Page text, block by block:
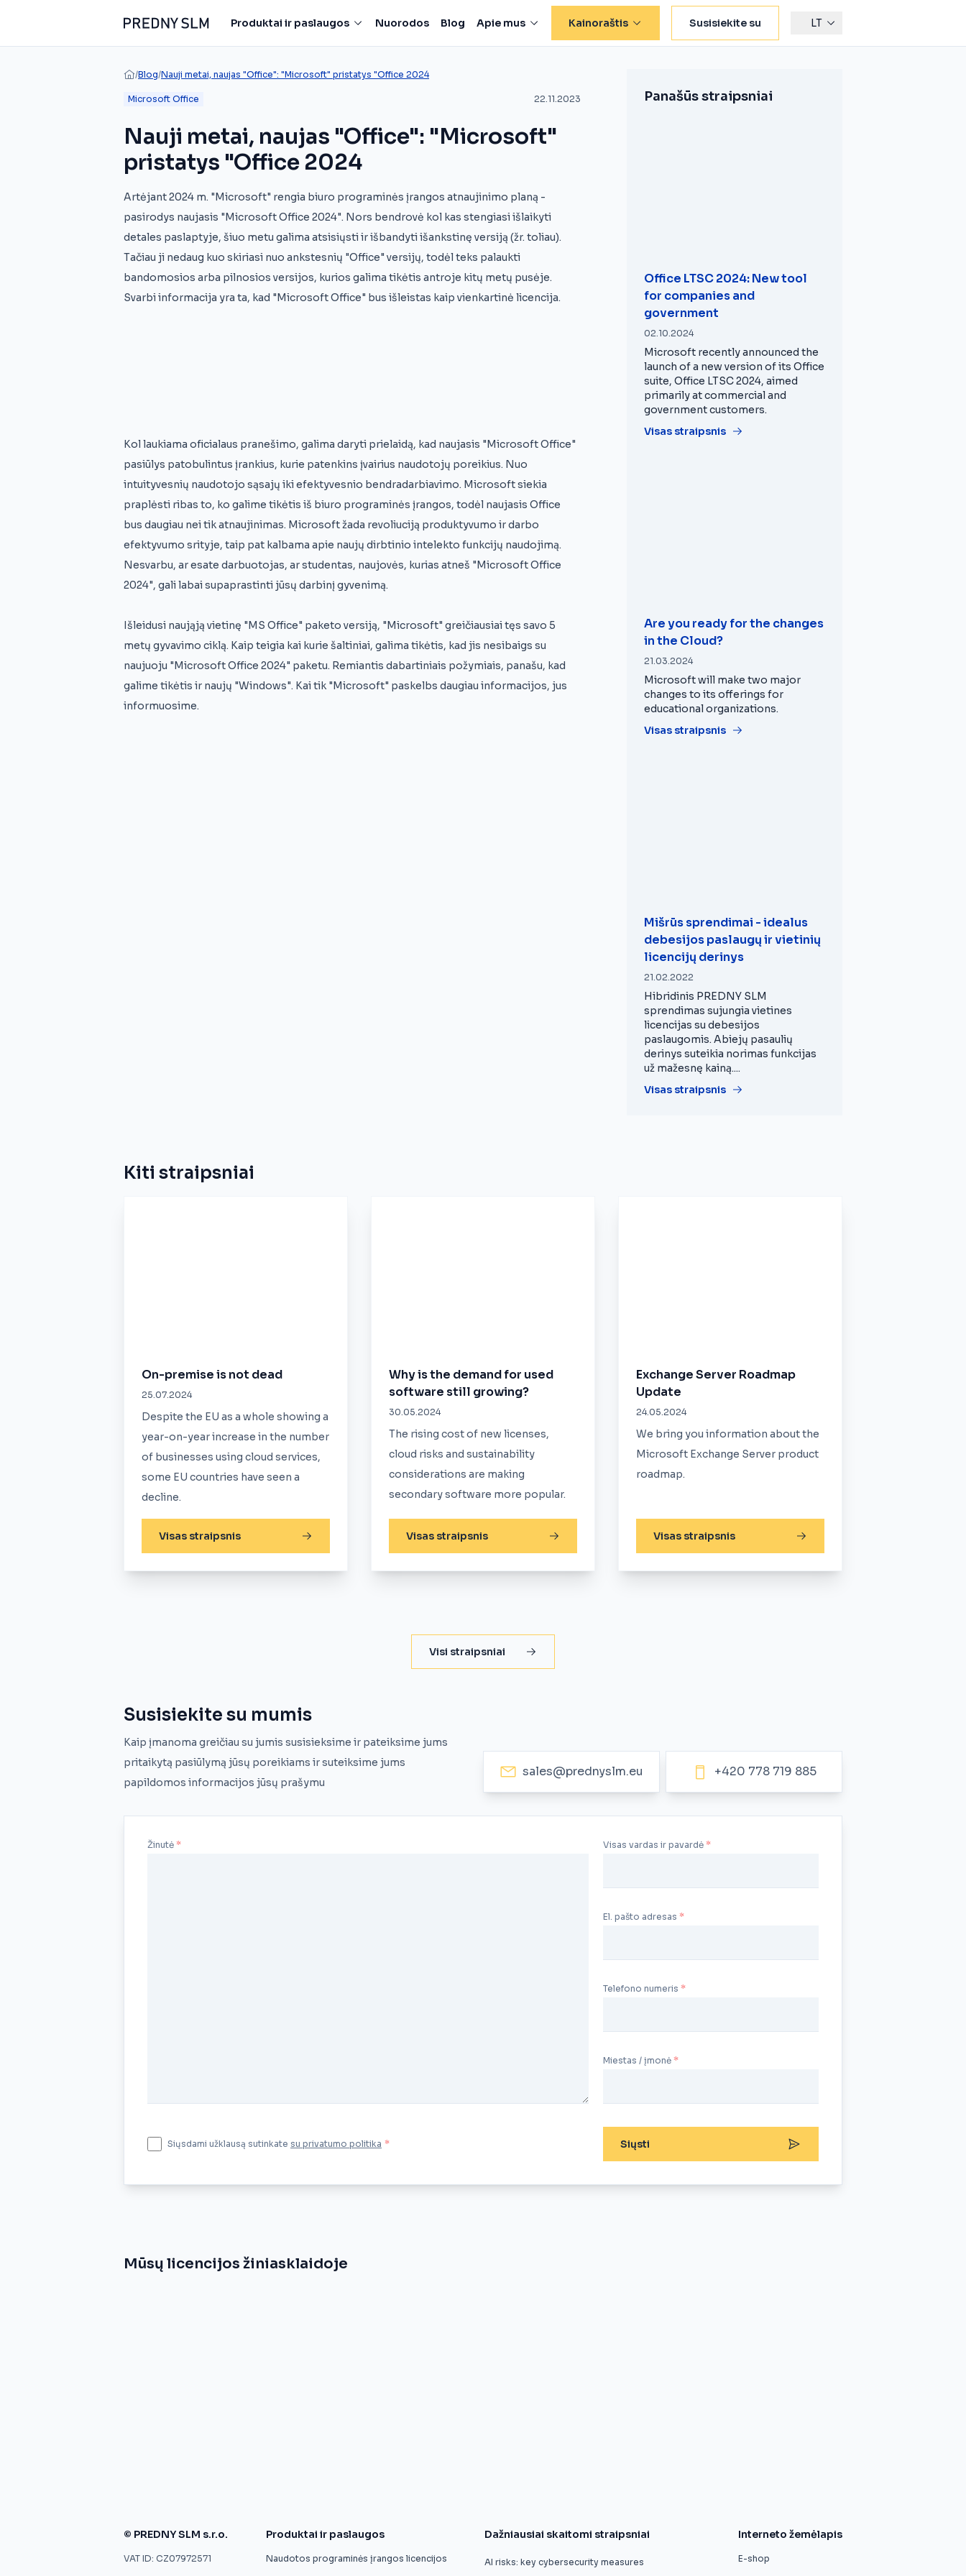
Produktai ir paslaugos Nuorodos Blog Apie mus Kainoraštis Susisiekite su LT
/Blog/Nauji metai, naujas "Office": "Microsoft" pristatys "Office 2024
Microsoft Office 22.11.2023
Nauji metai, naujas "Office": "Microsoft"
pristatys "Office 2024
Artėjant 2024 m. "Microsoft" rengia biuro programinės įrangos atnaujinimo planą -
pasirodys naujasis "Microsoft Office 2024". Nors bendrovė kol kas stengiasi išlaikyti
detales paslaptyje, šiuo metu galima atsisiųsti ir išbandyti išankstinę versiją (žr. toliau).
Tačiau ji nedaug kuo skiriasi nuo ankstesnių "Office" versijų, todėl teks palaukti
bandomosios arba pilnosios versijos, kurios galima tikėtis antroje kitų metų pusėje.
Svarbi informacija yra ta, kad "Microsoft Office" bus išleistas kaip vienkartinė licencija.
Kol laukiama oficialaus pranešimo, galima daryti prielaidą, kad naujasis "Microsoft Office"
pasiūlys patobulintus įrankius, kurie patenkins įvairius naudotojų poreikius. Nuo
intuityvesnių naudotojo sąsajų iki efektyvesnio bendradarbiavimo. Microsoft siekia
praplėsti ribas to, ko galime tikėtis iš biuro programinės įrangos, todėl naujasis Office
bus daugiau nei tik atnaujinimas. Microsoft žada revoliuciją produktyvumo ir darbo
efektyvumo srityje, taip pat kalbama apie naujų dirbtinio intelekto funkcijų naudojimą.
Nesvarbu, ar esate darbuotojas, ar studentas, naujovės, kurias atneš "Microsoft Office
2024", gali labai supaprastinti jūsų darbinį gyvenimą.
Išleidusi naująją vietinę "MS Office" paketo versiją, "Microsoft" greičiausiai tęs savo 5
metų gyvavimo ciklą. Kaip teigia kai kurie šaltiniai, galima tikėtis, kad jis nesibaigs su
naujuoju "Microsoft Office 2024" paketu. Remiantis dabartiniais požymiais, panašu, kad
galime tikėtis ir naujų "Windows". Kai tik "Microsoft" paskelbs daugiau informacijos, jus
informuosime.
Panašūs straipsniai
Office LTSC 2024: New tool
for companies and
government
02.10.2024
Microsoft recently announced the
launch of a new version of its Office
suite, Office LTSC 2024, aimed
primarily at commercial and
government customers.
Visas straipsnis
Are you ready for the changes
in the Cloud?
21.03.2024
Microsoft will make two major
changes to its offerings for
educational organizations.
Visas straipsnis
Mišrūs sprendimai - idealus
debesijos paslaugų ir vietinių
licencijų derinys
21.02.2022
Hibridinis PREDNY SLM
sprendimas sujungia vietines
licencijas su debesijos
paslaugomis. Abiejų pasaulių
derinys suteikia norimas funkcijas
už mažesnę kainą....
Visas straipsnis
Kiti straipsniai
On-premise is not dead
25.07.2024
Despite the EU as a whole showing a
year-on-year increase in the number
of businesses using cloud services,
some EU countries have seen a
decline.
Visas straipsnis
Why is the demand for used
software still growing?
30.05.2024
The rising cost of new licenses,
cloud risks and sustainability
considerations are making
secondary software more popular.
Visas straipsnis
Exchange Server Roadmap
Update
24.05.2024
We bring you information about the
Microsoft Exchange Server product
roadmap.
Visas straipsnis
Visi straipsniai
Susisiekite su mumis
Kaip įmanoma greičiau su jumis susisieksime ir pateiksime jums
pritaikytą pasiūlymą jūsų poreikiams ir suteiksime jums
papildomos informacijos jūsų prašymu
sales@prednyslm.eu +420 778 719 885
Žinutė Visas vardas ir pavardė
El. pašto adresas
Telefono numeris
Miestas / įmonė
Siųsdami užklausą sutinkate su privatumo politika * Siųsti
Mūsų licencijos žiniasklaidoje
© PREDNY SLM s.r.o.
VAT ID: CZ07972571
Produktai ir paslaugos
Naudotos programinės įrangos licencijos
Dažniausiai skaitomi straipsniai
AI risks: key cybersecurity measures
Interneto žemėlapis
E-shop